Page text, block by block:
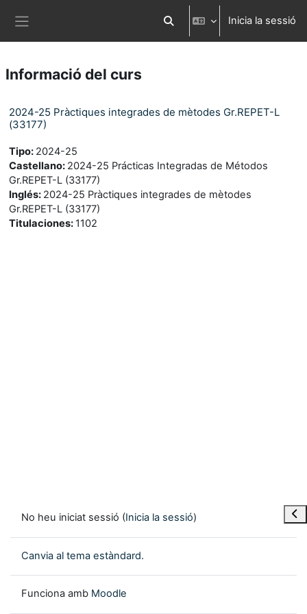
Commuta l'entrada de la cerca
Inicia la sessió
Informació del curs
2024-25 Pràctiques integrades de mètodes Gr.REPET-L
(33177)
Tipo: 2024-25
Castellano: 2024-25 Prácticas Integradas de Métodos
Gr.REPET-L (33177)
Inglés: 2024-25 Pràctiques integrades de mètodes
Gr.REPET-L (33177)
Titulaciones: 1102
No heu iniciat sessió (Inicia la sessió)
Canvia al tema estàndard.
Funciona amb Moodle